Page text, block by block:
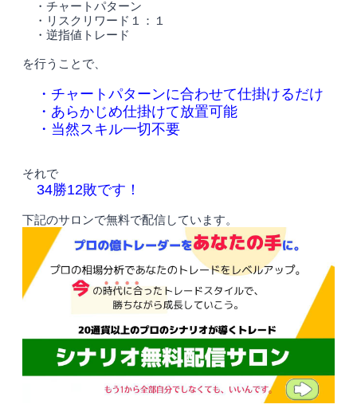
・チャートパターン
・リスクリワード１：１
・逆指値トレード
を行うことで、
・チャートパターンに合わせて仕掛けるだけ
・あらかじめ仕掛けて放置可能
・当然スキル一切不要
それで
34勝12敗です！
下記のサロンで無料で配信しています。